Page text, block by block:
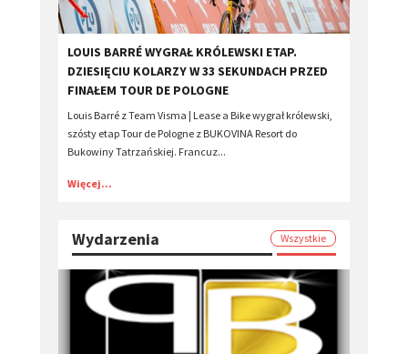
LOUIS BARRÉ WYGRAŁ KRÓLEWSKI ETAP.
DZIESIĘCIU KOLARZY W 33 SEKUNDACH PRZED
FINAŁEM TOUR DE POLOGNE
Louis Barré z Team Visma | Lease a Bike wygrał królewski,
szósty etap Tour de Pologne z BUKOVINA Resort do
Bukowiny Tatrzańskiej. Francuz...
Więcej...
Wydarzenia Wszystkie